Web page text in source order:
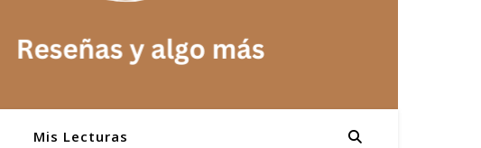
Mis Lecturas